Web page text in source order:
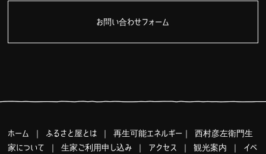
お問い合わせフォーム
ホーム ふるさと屋とは ｜再生可能エネルギー ｜西村彦左衛門生
家について
｜生家ご利用申し込み アクセス ｜観光案内 イベ